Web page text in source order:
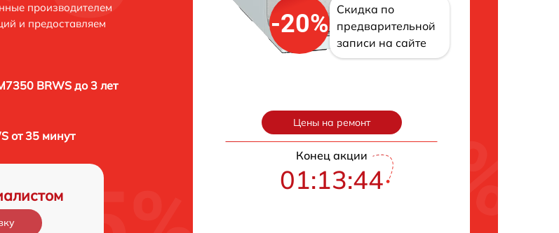
производителем
и предоставляем
BRWS до 3 лет
от 35 минут
-20%
Скидка по
предварительной
записи на сайте
Цены на ремонт
Конец акции
01:13:42